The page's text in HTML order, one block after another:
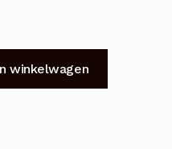
winkelwagen